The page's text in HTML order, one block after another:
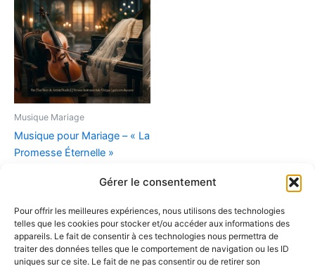
Gérer le consentement
Pour offrir les meilleures expériences, nous utilisons des technologies
telles que les cookies pour stocker et/ou accéder aux informations des
appareils. Le fait de consentir à ces technologies nous permettra de
traiter des données telles que le comportement de navigation ou les ID
uniques sur ce site. Le fait de ne pas consentir ou de retirer son
Musique Mariage
Musique pour Mariage – « La
Promesse Éternelle »
9,90 €
Ajouter au panier